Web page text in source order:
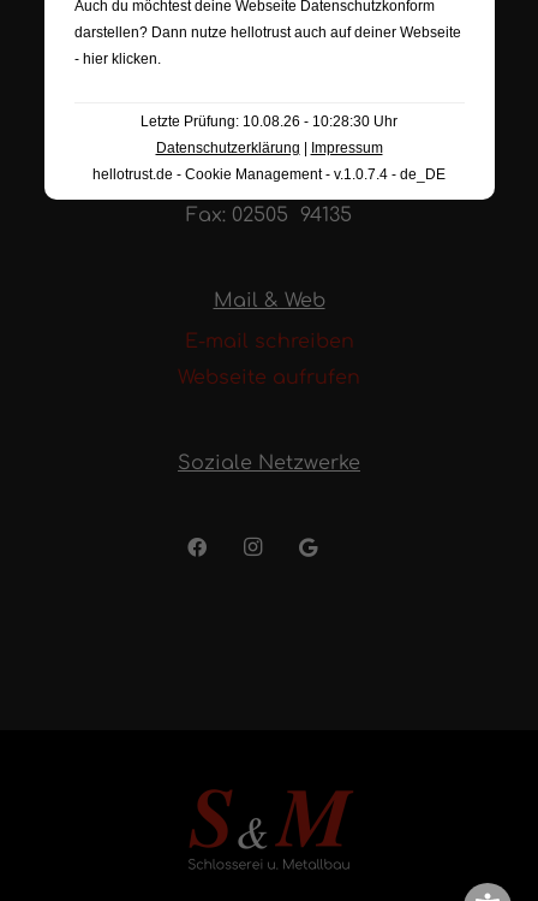
Siemensstr. 32
Tel. & Fax
Tel.: 02505 94134
Fax: 02505 94135
Mail & Web
E-mail schreiben
Webseite aufrufen
Soziale Netzwerke
Auch du möchtest deine Webseite Datenschutzkonform
darstellen? Dann nutze hellotrust auch auf deiner Webseite
- hier klicken
Letzte Prüfung: 10.08.26 - 10:28:30 Uhr
Datenschutzerklärung | Impressum
hellotrust.de - Cookie Management - v.1.0.7.4 - de_DE